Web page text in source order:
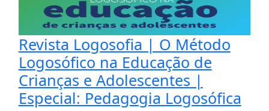
Revista Logosofia | O Método
Logosófico na Educação de
Crianças e Adolescentes |
Especial: Pedagogia Logosófica